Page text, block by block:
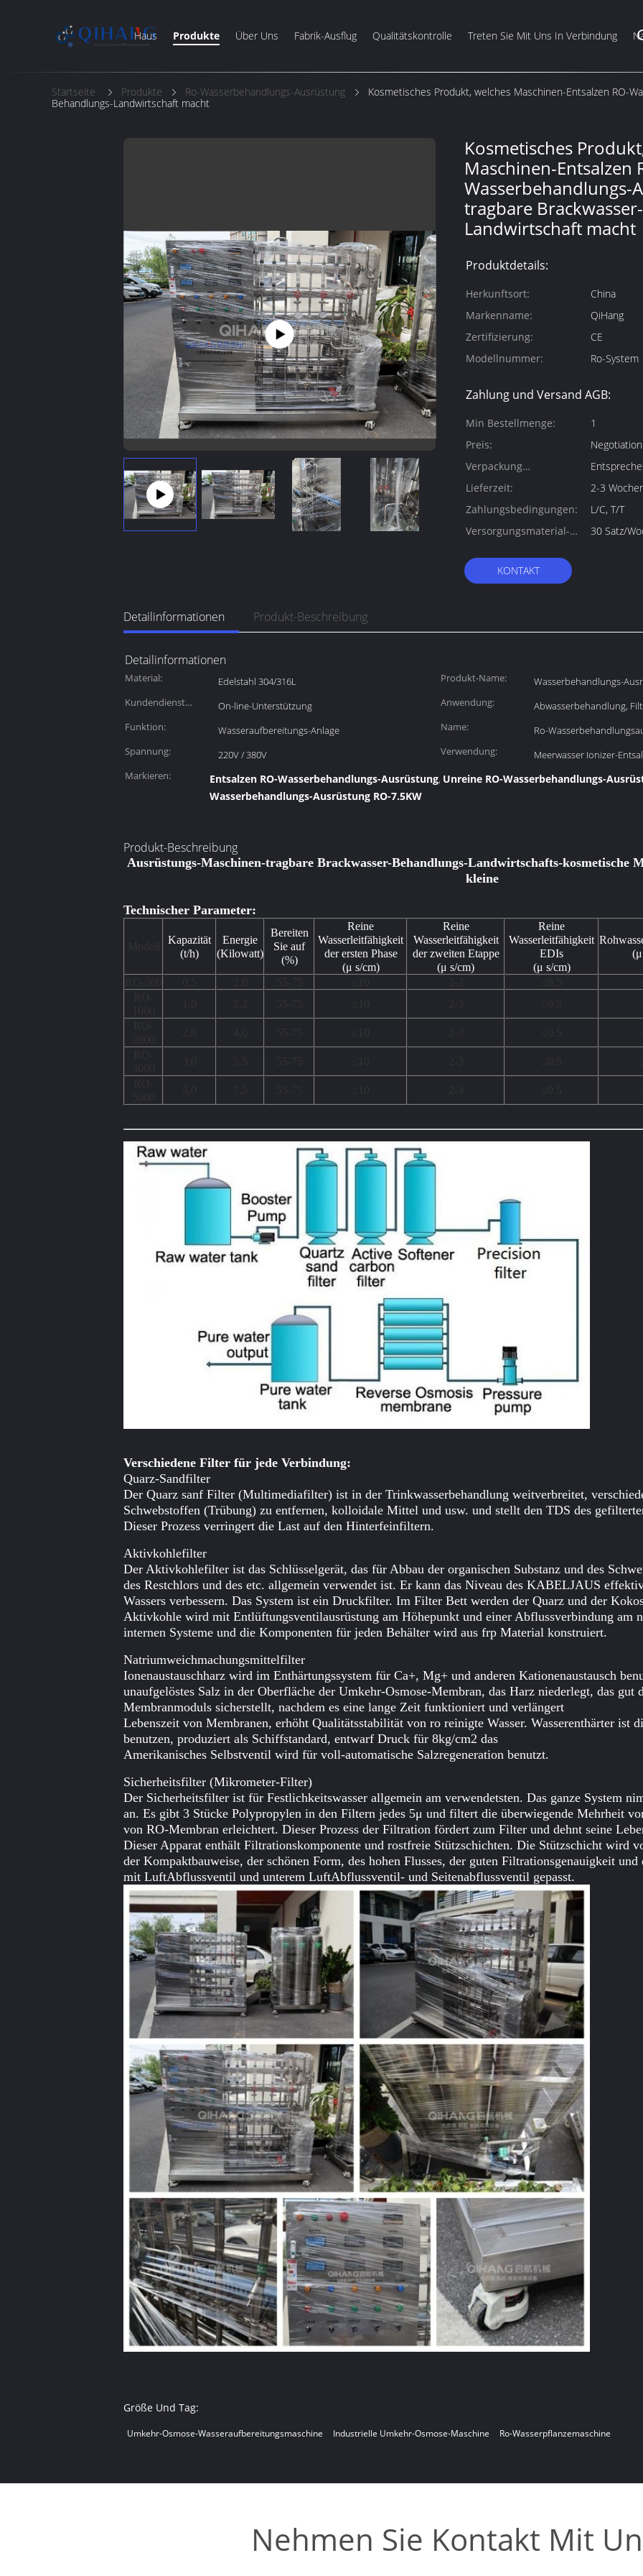
Haus Produkte Über Uns Fabrik-Ausflug Qualitätskontrolle Treten Sie Mit Uns In Verbindung
Startseite Produkte Ro-Wasserbehandlungs-Ausrüstung
Kosmetisches Produkt, welches Maschinen-Entsalzen RO-
Behandlungs-Landwirtschaft macht
Kosmetisches
Maschinen-Entsalzen
Wasserbehandlungs-
tragbare
Landwirtschaft macht
Produktdetails:
Herkunftsort:
China
Markenname:
QiHang
Zertifizierung:
CE
Modellnummer:
Ro-System
Zahlung und Versand AGB:
Min Bestellmenge:
1
Preis:
Negotiation
Verpackung
Informationen:
Lieferzeit:
2-3
Zahlungsbedingungen:
L/C, T/T
Versorgungsmaterial-
30 Satz/
KONTAKT
Detailinformationen Produkt-Beschreibung
Detailinformationen
Material: Edelstahl 304/316L Produkt-Name:
Wasserbehandlungs-
Kundendienst
On-line-Unterstützung Anwendung:
Abwasserbehandlung,
Funktion:
Wasseraufbereitungs-Anlage Name:
Ro-
Spannung:
220V / 380V Verwendung:
Meerwasser Ionizer-
Markieren:
Entsalzen RO-Wasserbehandlungs-Ausrüstung, Unreine RO-Wasserbehandlungs-
Wasserbehandlungs-Ausrüstung RO-7.5KW
Produkt-Beschreibung
Ausrüstungs-Maschinen-tragbare Brackwasser-Behandlungs-Landwirtschafts-kosmetische
kleine
Technischer Parameter:
Kapazität
(t/h)
Energie
(Kilowatt)
Bereiten
Sie auf
(%)
Reine
Wasserleitfähigkeit
der ersten Phase
(μ s/cm)
Reine
Wasserleitfähigkeit
der zweiten Etappe
(μ s/cm)
Reine
Wasserleitfähigkeit
EDIs
(μ s/cm)
Verschiedene Filter für jede Verbindung:
Quarz-Sandfilter
Der Quarz sanf Filter (Multimediafilter) ist in der Trinkwasserbehandlung weitverbreitet,
Schwebstoffen (Trübung) zu entfernen, kolloidale Mittel und usw. und stellt den TDS des
Dieser Prozess verringert die Last auf den Hinterfeinfiltern.
Aktivkohlefilter
Der Aktivkohlefilter ist das Schlüsselgerät, das für Abbau der organischen Substanz und des
des Restchlors und des etc. allgemein verwendet ist. Er kann das Niveau des KABELJAUS
Wassers verbessern. Das System ist ein Druckfilter. Im Filter Bett werden der Quarz und der
Aktivkohle wird mit Entlüftungsventilausrüstung am Höhepunkt und einer Abflussverbindung am
internen Systeme und die Komponenten für jeden Behälter wird aus frp Material konstruiert.
Natriumweichmachungsmittelfilter
Ionenaustauschharz wird im Enthärtungssystem für Ca+, Mg+ und anderen Kationenaustausch
unaufgelöstes Salz in der Oberfläche der Umkehr-Osmose-Membran, das Harz niederlegt, das gut
Membranmoduls sicherstellt, nachdem es eine lange Zeit funktioniert und verlängert
Lebenszeit von Membranen, erhöht Qualitätsstabilität von ro reinigte Wasser. Wasserenthärter ist
benutzen, produziert als Schiffstandard, entwarf Druck für 8kg/cm2 das
Amerikanisches Selbstventil wird für voll-automatische Salzregeneration benutzt.
Sicherheitsfilter (Mikrometer-Filter)
Der Sicherheitsfilter ist für Festlichkeitswasser allgemein am verwendetsten. Das ganze System
an. Es gibt 3 Stücke Polypropylen in den Filtern jedes 5μ und filtert die überwiegende Mehrheit
von RO-Membran erleichtert. Dieser Prozess der Filtration fördert zum Filter und dehnt seine
Dieser Apparat enthält Filtrationskomponente und rostfreie Stützschichten. Die Stützschicht wird
der Kompaktbauweise, der schönen Form, des hohen Flusses, der guten Filtrationsgenauigkeit
mit LuftAbflussventil und unterem LuftAbflussventil- und Seitenabflussventil gepasst.
Größe Und Tag:
Umkehr-Osmose-Wasseraufbereitungsmaschine Industrielle Umkehr-Osmose-Maschine Ro-Wasserpflanzemaschine
Nehmen Sie Kontakt Mit